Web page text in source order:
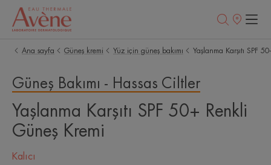
Satış
Ana sayfa Güneş kremi Yüz için güneş bakımı Yaşlanma Karşıtı SPF
Güneş Bakımı - Hassas Ciltler
Yaşlanma Karşıtı SPF 50+ Renkli
Güneş Kremi
Kalıcı